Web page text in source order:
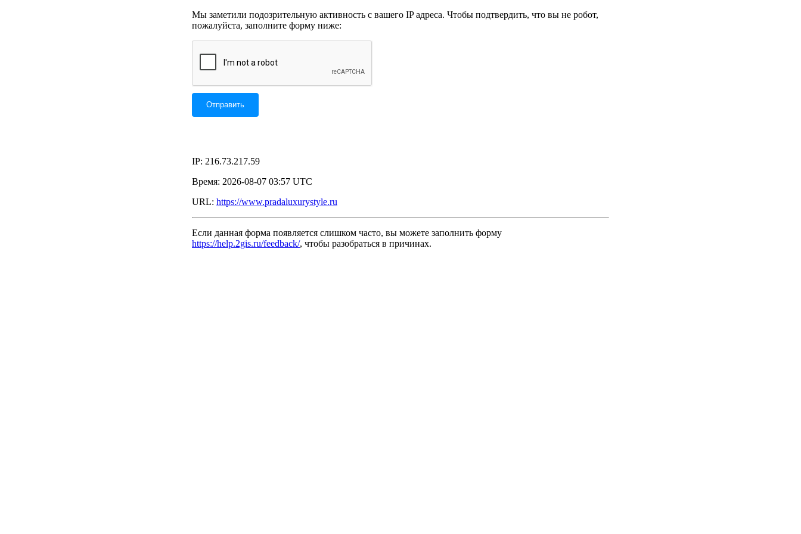
Мы заметили подозрительную активность с вашего IP адреса. Чтобы подтвердить, что вы не робот,
пожалуйста, заполните форму ниже:
IP: 216.73.217.59
Время: 2026-08-07 03:57 UTC
URL: https://www.pradaluxurystyle.ru
Если данная форма появляется слишком часто, вы можете заполнить форму
https://help.2gis.ru/feedback/, чтобы разобраться в причинах.